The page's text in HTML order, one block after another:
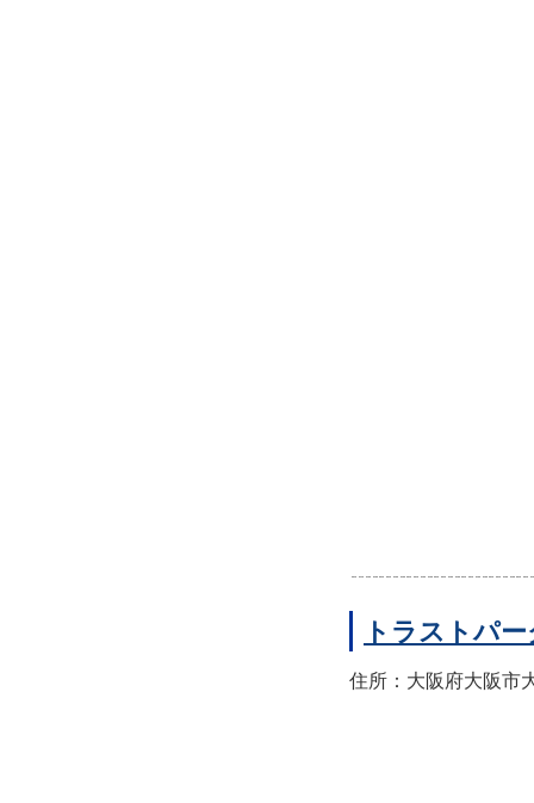
トラストパ
住所：大阪府大阪市